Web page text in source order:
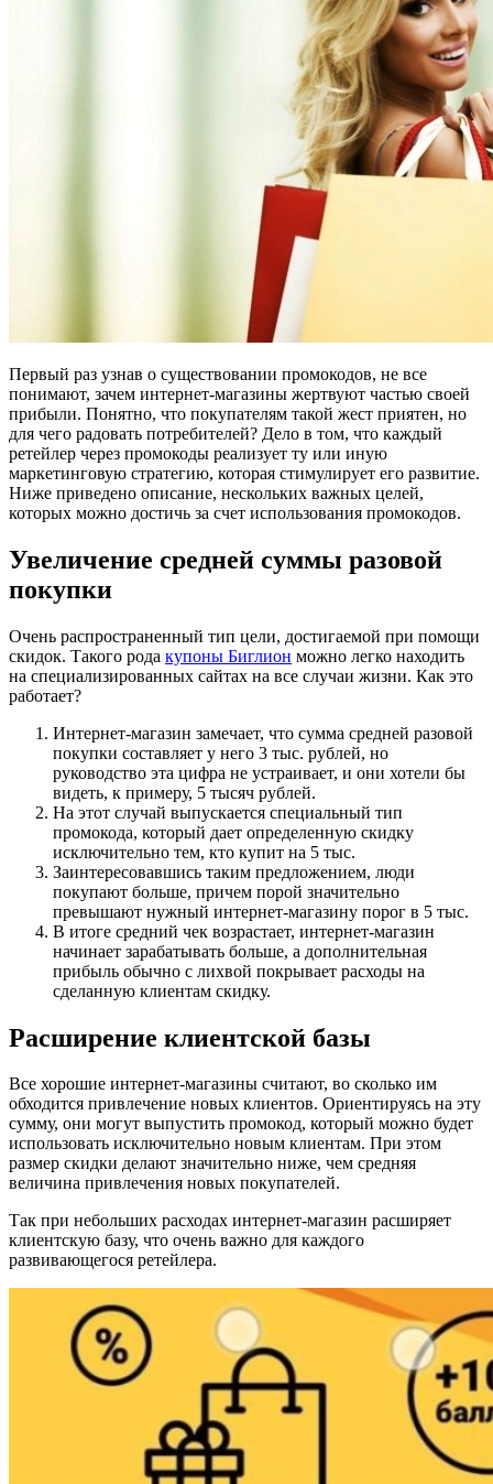
Первый раз узнав о существовании промокодов, не все
понимают, зачем интернет-магазины жертвуют частью своей
прибыли. Понятно, что покупателям такой жест приятен, но
для чего радовать потребителей? Дело в том, что каждый
ретейлер через промокоды реализует ту или иную
маркетинговую стратегию, которая стимулирует его развитие.
Ниже приведено описание, нескольких важных целей,
которых можно достичь за счет использования промокодов.
Увеличение средней суммы разовой
покупки
Очень распространенный тип цели, достигаемой при помощи
скидок. Такого рода купоны Биглион можно легко находить
на специализированных сайтах на все случаи жизни. Как это
работает?
Интернет-магазин замечает, что сумма средней разовой
покупки составляет у него 3 тыс. рублей, но
руководство эта цифра не устраивает, и они хотели бы
видеть, к примеру, 5 тысяч рублей.
На этот случай выпускается специальный тип
промокода, который дает определенную скидку
исключительно тем, кто купит на 5 тыс.
Заинтересовавшись таким предложением, люди
покупают больше, причем порой значительно
превышают нужный интернет-магазину порог в 5 тыс.
В итоге средний чек возрастает, интернет-магазин
начинает зарабатывать больше, а дополнительная
прибыль обычно с лихвой покрывает расходы на
сделанную клиентам скидку.
Расширение клиентской базы
Все хорошие интернет-магазины считают, во сколько им
обходится привлечение новых клиентов. Ориентируясь на эту
сумму, они могут выпустить промокод, который можно будет
использовать исключительно новым клиентам. При этом
размер скидки делают значительно ниже, чем средняя
величина привлечения новых покупателей.
Так при небольших расходах интернет-магазин расширяет
клиентскую базу, что очень важно для каждого
развивающегося ретейлера.